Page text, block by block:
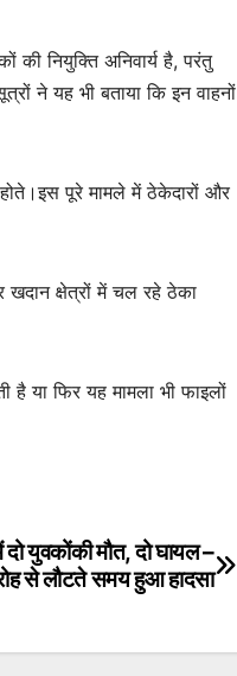
नियुक्ति अनिवार्य है, परंतु
ने यह भी बताया कि इन वाहनों
पूरे मामले में ठेकेदारों और
क्षेत्रों में चल रहे ठेका
है या फिर यह मामला भी फाइलों
युवकोंकी मौत, दो घायल –
से लौटते समय हुआ हादसा